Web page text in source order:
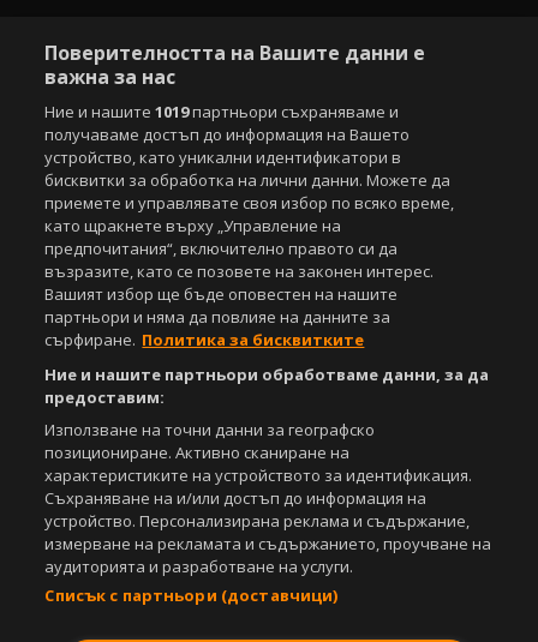
Android
Powered by:
Поверителността на Вашите данни е
важна за нас
Ние и нашите1019партньори съхраняваме и
получаваме достъп до информация на Вашето
устройство, като уникални идентификатори в
бисквитки за обработка на лични данни. Можете да
приемете и управлявате своя избор по всяко време,
като щракнете върху „Управление на
предпочитания“, включително правото си да
възразите, като се позовете на законен интерес.
Вашият избор ще бъде оповестен на нашите
партньори и няма да повлияе на данните за
сърфиране. Политика за бисквитките
Ние и нашите партньори обработваме данни, за да
предоставим:
Използване на точни данни за географско
позициониране. Активно сканиране на
характеристиките на устройството за идентификация.
Съхраняване на и/или достъп до информация на
устройство. Персонализирана реклама и съдържание,
измерване на рекламата и съдържанието, проучване на
аудиторията и разработване на услуги.
Списък с партньори (доставчици)